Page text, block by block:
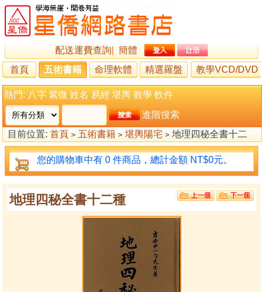
配送運費查詢
簡體
首頁
五術書籍 命理軟體 精選羅盤 教學VCD/DVD
熱門: 八字 紫微 姓名 易經 堪輿 教學 軟件
進階搜索
目前位置: 首頁 > 五術書籍 > 堪輿陽宅 > 地理四秘全書十二
種
您的購物車中有 0 件商品，總計金額 NT$0元。
地理四秘全書十二種